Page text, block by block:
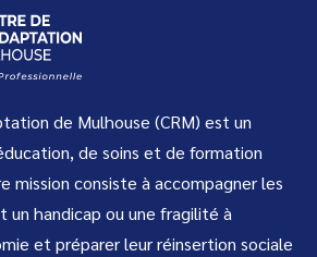
de Mulhouse (CRM) est un
de soins et de formation
mission consiste à accompagner les
un handicap ou une fragilité à
et préparer leur réinsertion sociale